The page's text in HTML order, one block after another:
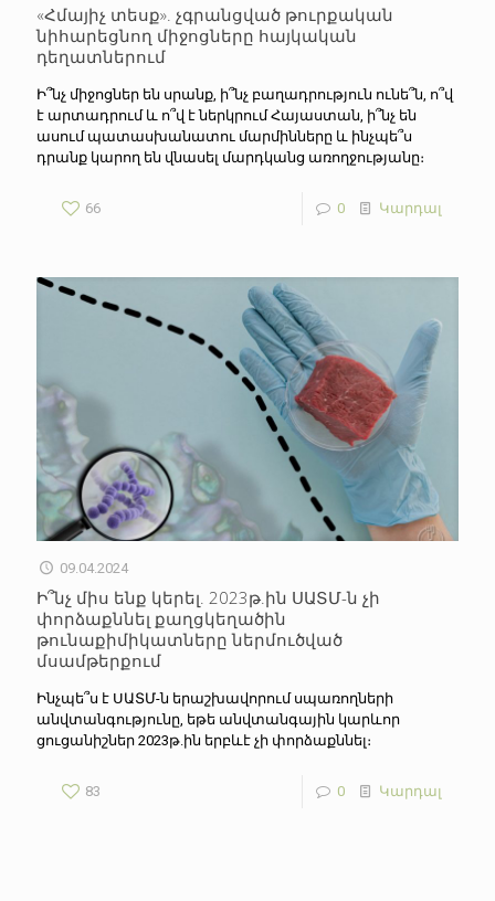
«Հմայիչ տեսք». չգրանցված թուրքական
նիհարեցնող միջոցները հայկական
դեղատներում
Ի՞նչ միջոցներ են սրանք, ի՞նչ բաղադրություն ունե՞ն, ո՞վ
է արտադրում և ո՞վ է ներկրում Հայաստան, ի՞նչ են
ասում պատասխանատու մարմինները և ինչպե՞ս
դրանք կարող են վնասել մարդկանց առողջությանը։
66 0 Կարդալ
09.04.2024
Ի՞նչ միս ենք կերել. 2023թ.ին ՍԱՏՄ-ն չի
փորձաքննել քաղցկեղածին
թունաքիմիկատները ներմուծված
մսամթերքում
Ինչպե՞ս է ՍԱՏՄ-ն երաշխավորում սպառողների
անվտանգությունը, եթե անվտանգային կարևոր
ցուցանիշներ 2023թ.ին երբևէ չի փորձաքննել։
83 0 Կարդալ